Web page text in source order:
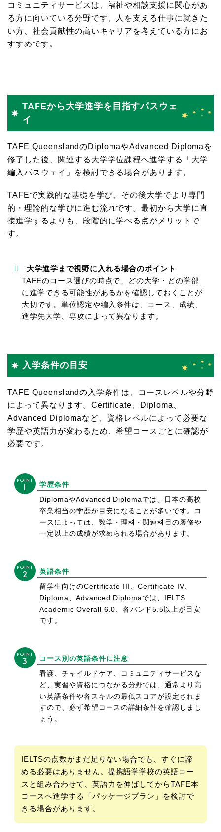
コミュニティサービスは、福祉や相談支援に関心があ
る方に向いている分野です。人を支える仕事に就きた
い方、社会貢献性の高いキャリアを考えている方にお
すすめです。
TAFEから大学進学を目指すパスウェ
イ
TAFE QueenslandのDiplomaやAdvanced Diplomaを
修了した後、関連する大学学位課程へ進学する「大学
編入パスウェイ」を検討できる場合があります。
TAFEで実践的な基礎を学び、その後大学でより専門
的・理論的な学びに進む流れです。最初から大学に直
接進学するよりも、段階的に学べる点がメリットで
す。
大学進学まで視野に入れる場合のポイント
TAFEのコース選びの時点で、どの大学・どの学部
に進学できる可能性があるかを確認しておくことが
大切です。単位認定や編入条件は、コース、成績、
進学先大学、専攻によって異なります。
入学条件の目安
TAFE Queenslandの入学条件は、コースレベルや分野
によって異なります。Certificate、Diploma、
Advanced Diplomaなど、資格レベルによって必要な
学歴や英語力が変わるため、希望コースごとに確認が
必要です。
POINT
1
学歴条件
DiplomaやAdvanced Diplomaでは、日本の高校
卒業相当の学歴が目安になることが多いです。コ
ースによっては、数学・理科・関連科目の履修や
一定以上の成績が求められる場合があります。
POINT
2
英語条件
留学生向けのCertificate III、Certificate IV、
Diploma、Advanced Diplomaでは、IELTS
Academic Overall 6.0、各バンド5.5以上が目安
です。
POINT
3
コース別の英語条件に注意
看護、チャイルドケア、コミュニティサービスな
ど、実習や資格につながる分野では、通常より高
い英語条件や各スキルの最低スコアが設定されま
すので、必ず希望コースの詳細条件を確認しまし
ょう。
IELTSの点数がまだ足りない場合でも、すぐに諦
める必要はありません。提携語学学校の英語コー
スと組み合わせて、英語力を伸ばしてからTAFE本
コースへ進学する「パッケージプラン」を検討で
きる場合があります。